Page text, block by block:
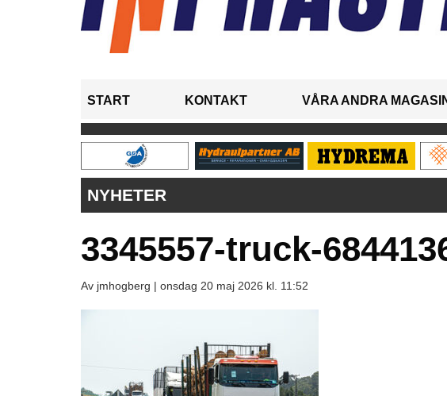
START KONTAKT VÅRA ANDRA
NYHETER
3345557-truck-
Av jmhogberg | onsdag 20 maj 2026 kl. 11:52